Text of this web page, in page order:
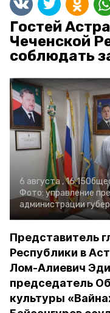
Гостей
Чеченской
соблюдать
6 августа , 16:15
Фото: управление
администрации
Представитель
Республики в
Лом-Алиевич
председатель
культуры